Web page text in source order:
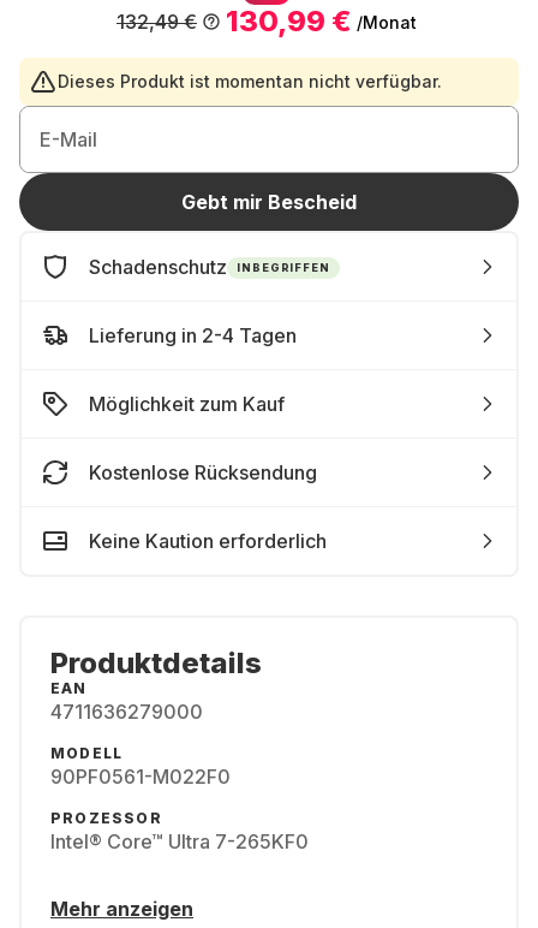
130,99 € /Monat
132,49 €
Dieses Produkt ist momentan nicht verfügbar.
E-Mail
Gebt mir Bescheid
Schadenschutz INBEGRIFFEN
Lieferung in 2-4 Tagen
Möglichkeit zum Kauf
Kostenlose Rücksendung
Keine Kaution erforderlich
Produktdetails
EAN
4711636279000
MODELL
90PF0561-M022F0
PROZESSOR
Intel® Core™ Ultra 7-265KF0
Mehr anzeigen